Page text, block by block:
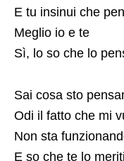
E tu insinui che
Meglio io e te
Sì, lo so che lo
Sai cosa sto
Odi il fatto che mi
Non sta
E so che te lo meriti